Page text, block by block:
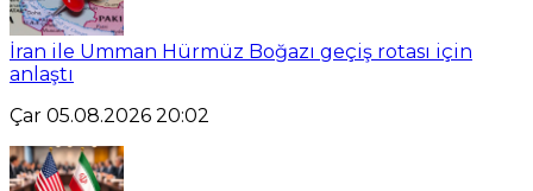
İran ile Umman Hürmüz Boğazı geçiş rotası için
anlaştı
Çar 05.08.2026 20:02